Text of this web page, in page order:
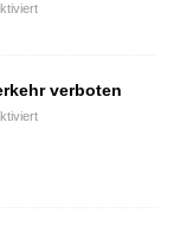
verboten